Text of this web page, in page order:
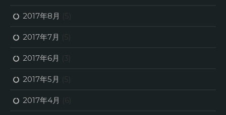
2017年8月 (5)
2017年7月 (5)
2017年6月 (3)
2017年5月 (5)
2017年4月 (6)